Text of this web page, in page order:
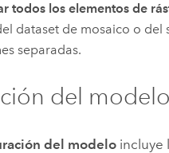
todos los elementos de
dataset de mosaico o del
separadas.
del modelo
del modelo incluye